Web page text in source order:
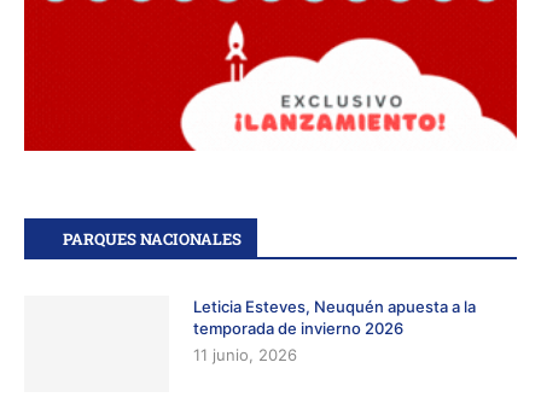
PARQUES NACIONALES
Leticia Esteves, Neuquén apuesta a la
temporada de invierno 2026
11 junio, 2026